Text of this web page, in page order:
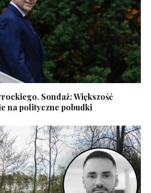
Sondaż: Większość
na polityczne pobudki